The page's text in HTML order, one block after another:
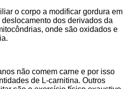
o corpo a modificar gordura em
dos derivados da
onde são oxidados e
não comem carne e por isso
de L-carnitina. Outros